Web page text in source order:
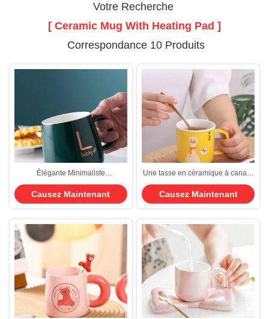
Votre Recherche
[ Ceramic Mug With Heating Pad ]
Correspondance 10 Produits
Élégante Minimaliste
personnalisé tasses de café en
céramique tasse en céramique
avec coussin chauffant 420ml
de base personnalisable couleurs
faciles à nettoyer
Causez Maintenant
Une tasse en céramique à canard
jaune avec base de chauffage
USB
Causez Maintenant